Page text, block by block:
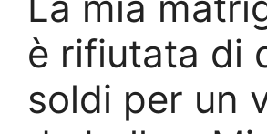
è rifiutata di
soldi per un